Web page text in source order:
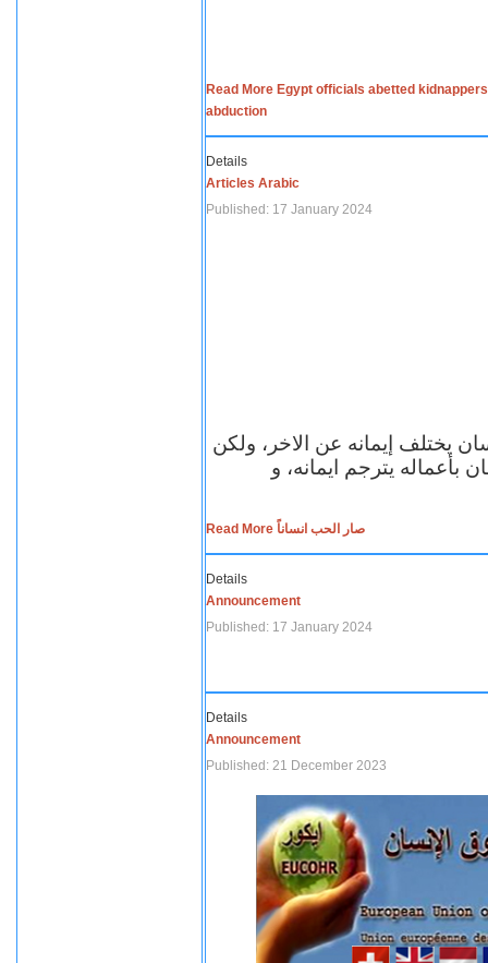
Read More Egypt officials abetted
abduction
Details
Articles Arabic
Published: 17 January 2024
يختلف إيمانه عن الاخر، ولكن
بأعماله يترجم ايمانه، و
Read More صار الحب انساناً
Details
Announcement
Published: 17 January 2024
Details
Announcement
Published: 21 December 2023